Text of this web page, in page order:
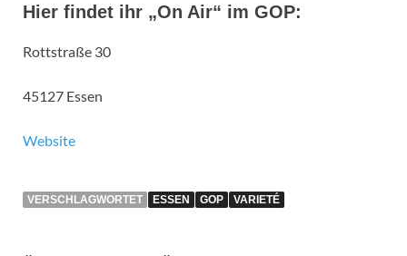
Hier findet ihr „On Air“ im GOP:
Rottstraße 30
45127 Essen
Website
VERSCHLAGWORTET ESSEN GOP VARIETÉ